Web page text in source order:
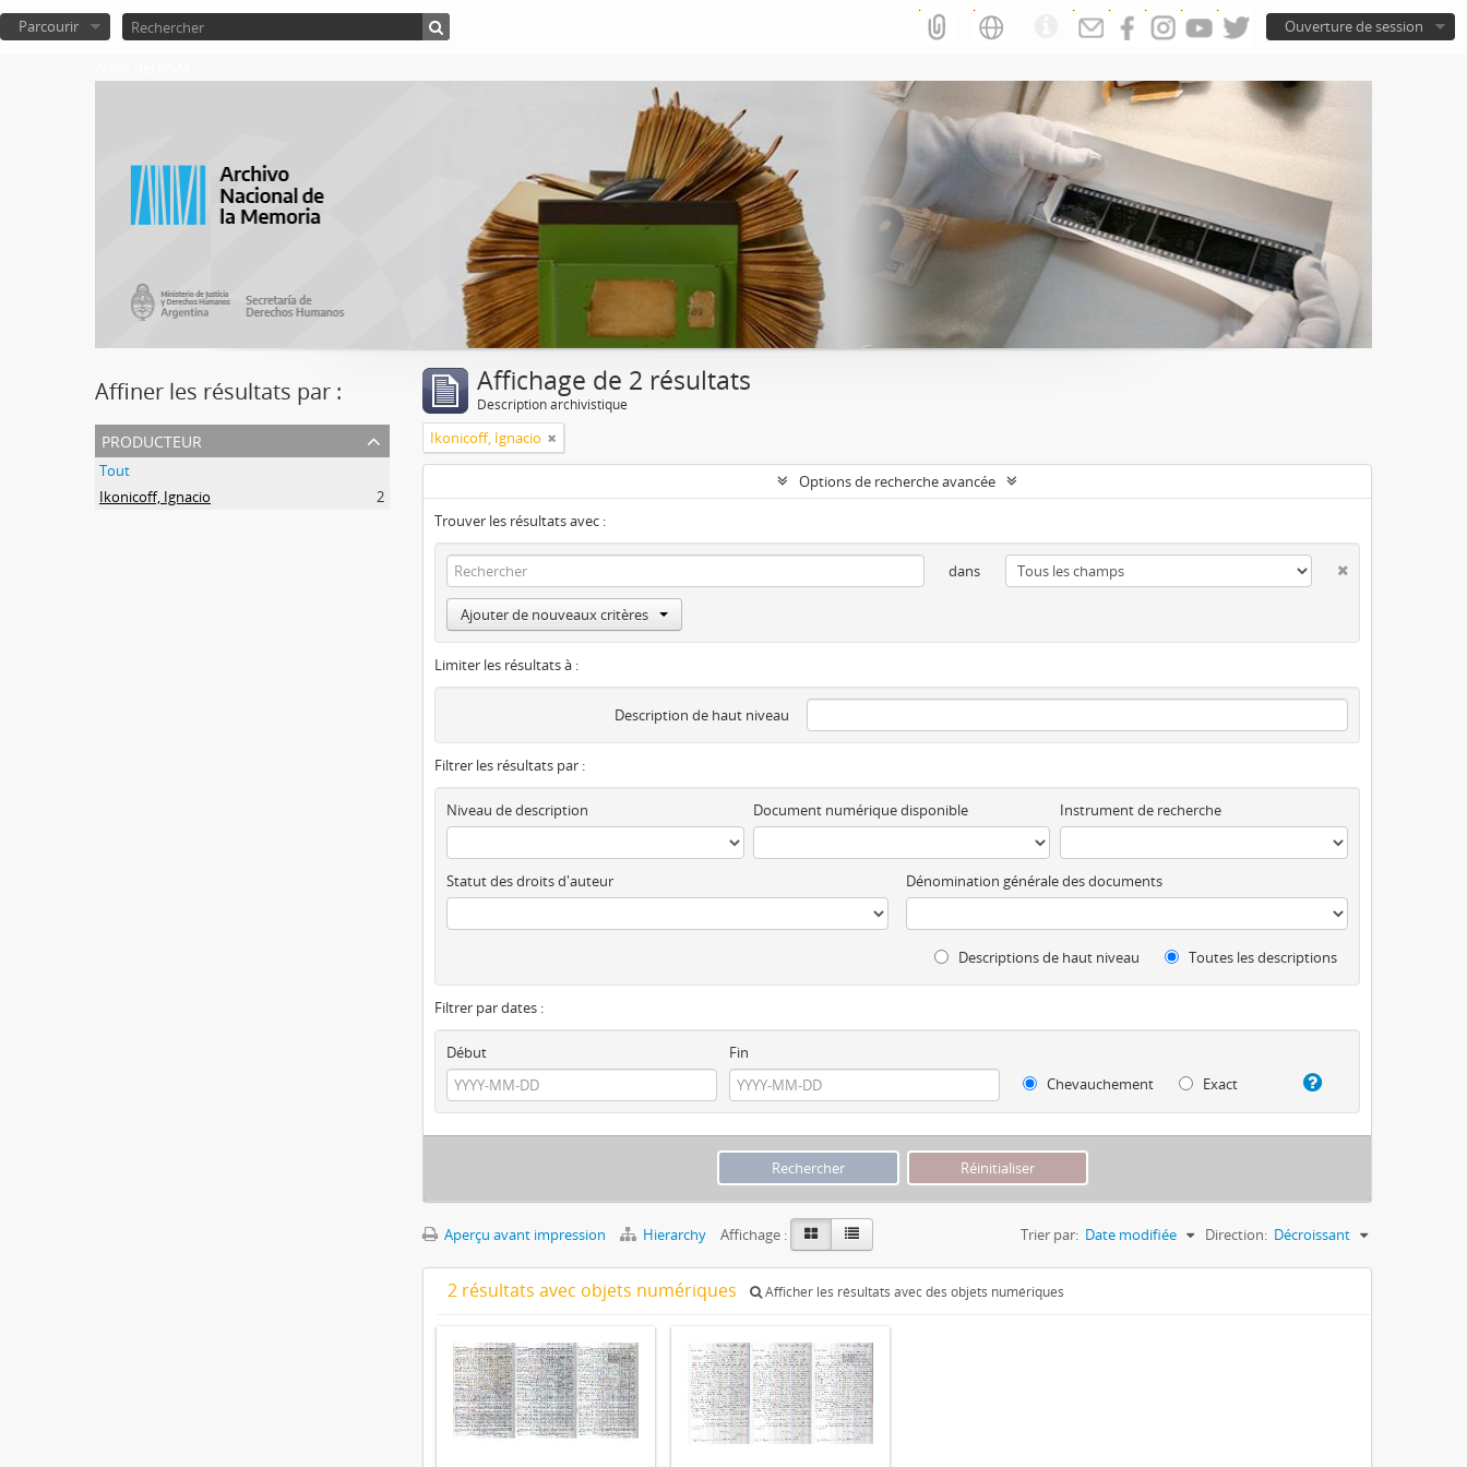
Ouverture de session
Parcourir
Affiner les résultats par :
producteur
Tout
Ikonicoff, Ignacio
2
Affichage de 2 résultats
Description archivistique
Ikonicoff, Ignacio
Options de recherche avancée
Trouver les résultats avec :
dans
Ajouter de nouveaux critères
Limiter les résultats à :
Description de haut niveau
Filtrer les résultats par :
Niveau de description Document numérique disponible Instrument de recherche
Statut des droits d'auteur Dénomination générale des documents
Descriptions de haut niveau Toutes les descriptions
Filtrer par dates :
Début
Fin
Chevauchement
Exact
Aperçu avant impression Hierarchy Affichage : Trier par: Date modifiée Direction: Décroissant
2 résultats avec objets numériques Afficher les résultats avec des objets numériques